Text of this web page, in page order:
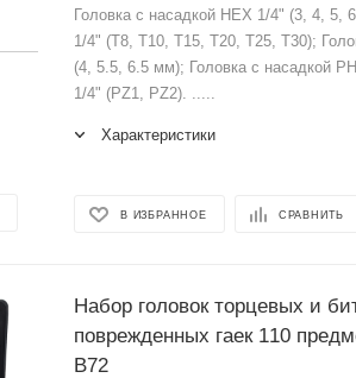
Головка с насадкой HEX 1/4" (3, 4, 5,
1/4" (T8, T10, T15, T20, T25, T30);
(4, 5.5, 6.5 мм); Головка с насадкой
1/4" (PZ1, PZ2). .....
Характеристики
В ИЗБРАННОЕ СРАВНИТЬ
Набор головок торцевых и
поврежденных гаек 110
B72